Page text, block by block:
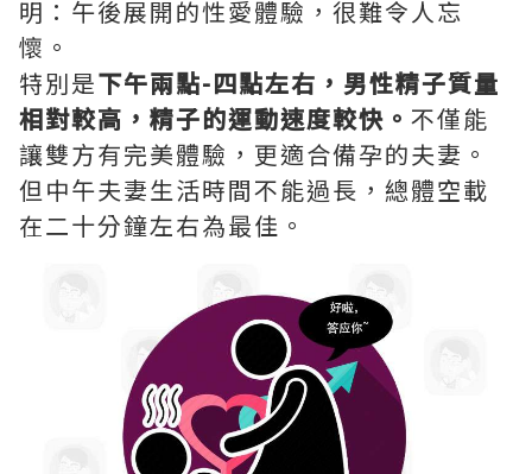
明：午後展開的性愛體驗，很難令人忘
懷。
特別是下午兩點-四點左右，男性精子質量
相對較高，精子的運動速度較快。 不僅能
讓雙方有完美體驗，更適合備孕的夫妻。
但中午夫妻生活時間不能過長，總體空載
在二十分鐘左右為最佳。